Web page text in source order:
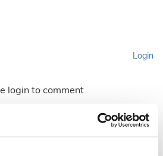
Login
login to comment